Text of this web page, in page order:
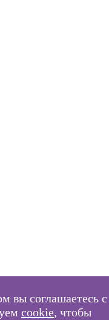
вы соглашаетесь с
cookie, чтобы